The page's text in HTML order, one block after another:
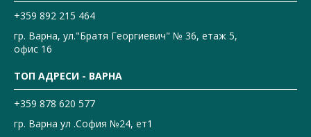
+359 892 215 464
гр. Варна, ул."Братя Георгиевич" № 36, етаж 5,
офис 16
ТОП АДРЕСИ - ВАРНА
+359 878 620 577
гр. Варна ул .София №24, ет1